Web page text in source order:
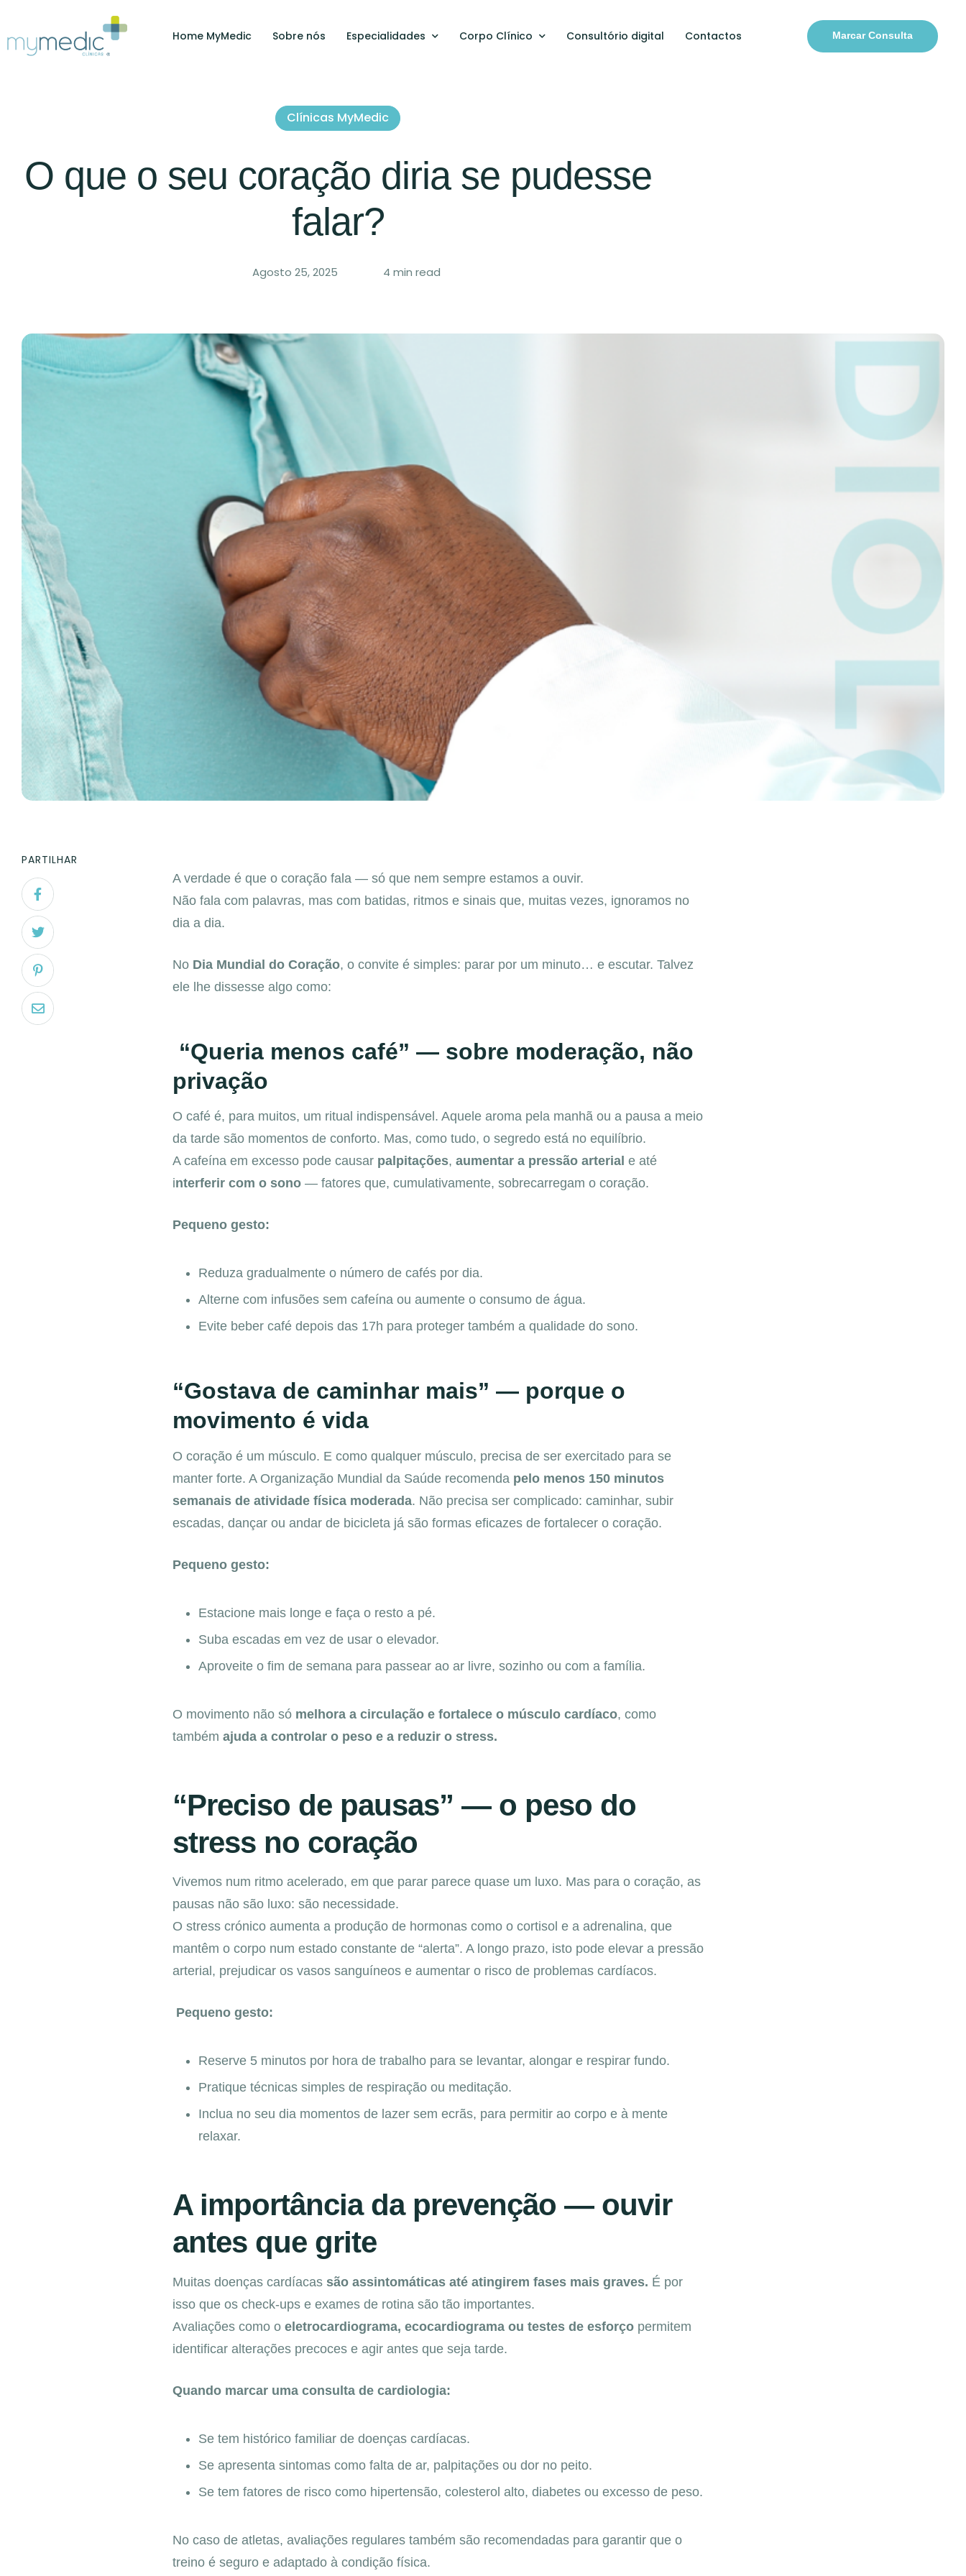
Home MyMedic Sobre nós Especialidades Corpo Clínico Consultório digital Contactos Marcar Consulta
Clínicas MyMedic
O que o seu coração diria se pudesse
falar?
Agosto 25, 2025 4 min read
PARTILHAR
A verdade é que o coração fala — só que nem sempre estamos a ouvir.
Não fala com palavras, mas com batidas, ritmos e sinais que, muitas vezes, ignoramos no
dia a dia.
No Dia Mundial do Coração, o convite é simples: parar por um minuto… e escutar. Talvez
ele lhe dissesse algo como:
“Queria menos café” — sobre moderação, não
privação
O café é, para muitos, um ritual indispensável. Aquele aroma pela manhã ou a pausa a meio
da tarde são momentos de conforto. Mas, como tudo, o segredo está no equilíbrio.
A cafeína em excesso pode causar palpitações, aumentar a pressão arterial e até
interferir com o sono — fatores que, cumulativamente, sobrecarregam o coração.
Pequeno gesto:
Reduza gradualmente o número de cafés por dia.
Alterne com infusões sem cafeína ou aumente o consumo de água.
Evite beber café depois das 17h para proteger também a qualidade do sono.
“Gostava de caminhar mais” — porque o
movimento é vida
O coração é um músculo. E como qualquer músculo, precisa de ser exercitado para se
manter forte. A Organização Mundial da Saúde recomenda pelo menos 150 minutos
semanais de atividade física moderada. Não precisa ser complicado: caminhar, subir
escadas, dançar ou andar de bicicleta já são formas eficazes de fortalecer o coração.
Pequeno gesto:
Estacione mais longe e faça o resto a pé.
Suba escadas em vez de usar o elevador.
Aproveite o fim de semana para passear ao ar livre, sozinho ou com a família.
O movimento não só melhora a circulação e fortalece o músculo cardíaco, como
também ajuda a controlar o peso e a reduzir o stress.
“Preciso de pausas” — o peso do
stress no coração
Vivemos num ritmo acelerado, em que parar parece quase um luxo. Mas para o coração, as
pausas não são luxo: são necessidade.
O stress crónico aumenta a produção de hormonas como o cortisol e a adrenalina, que
mantêm o corpo num estado constante de “alerta”. A longo prazo, isto pode elevar a pressão
arterial, prejudicar os vasos sanguíneos e aumentar o risco de problemas cardíacos.
Pequeno gesto:
Reserve 5 minutos por hora de trabalho para se levantar, alongar e respirar fundo.
Pratique técnicas simples de respiração ou meditação.
Inclua no seu dia momentos de lazer sem ecrãs, para permitir ao corpo e à mente
relaxar.
A importância da prevenção — ouvir
antes que grite
Muitas doenças cardíacas são assintomáticas até atingirem fases mais graves. É por
isso que os check-ups e exames de rotina são tão importantes.
Avaliações como o eletrocardiograma, ecocardiograma ou testes de esforço permitem
identificar alterações precoces e agir antes que seja tarde.
Quando marcar uma consulta de cardiologia:
Se tem histórico familiar de doenças cardíacas.
Se apresenta sintomas como falta de ar, palpitações ou dor no peito.
Se tem fatores de risco como hipertensão, colesterol alto, diabetes ou excesso de peso.
No caso de atletas, avaliações regulares também são recomendadas para garantir que o
treino é seguro e adaptado à condição física.